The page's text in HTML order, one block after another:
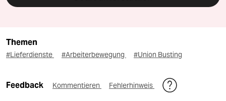
Themen
#Lieferdienste #Arbeiterbewegung #Union Busting
Feedback Kommentieren Fehlerhinweis